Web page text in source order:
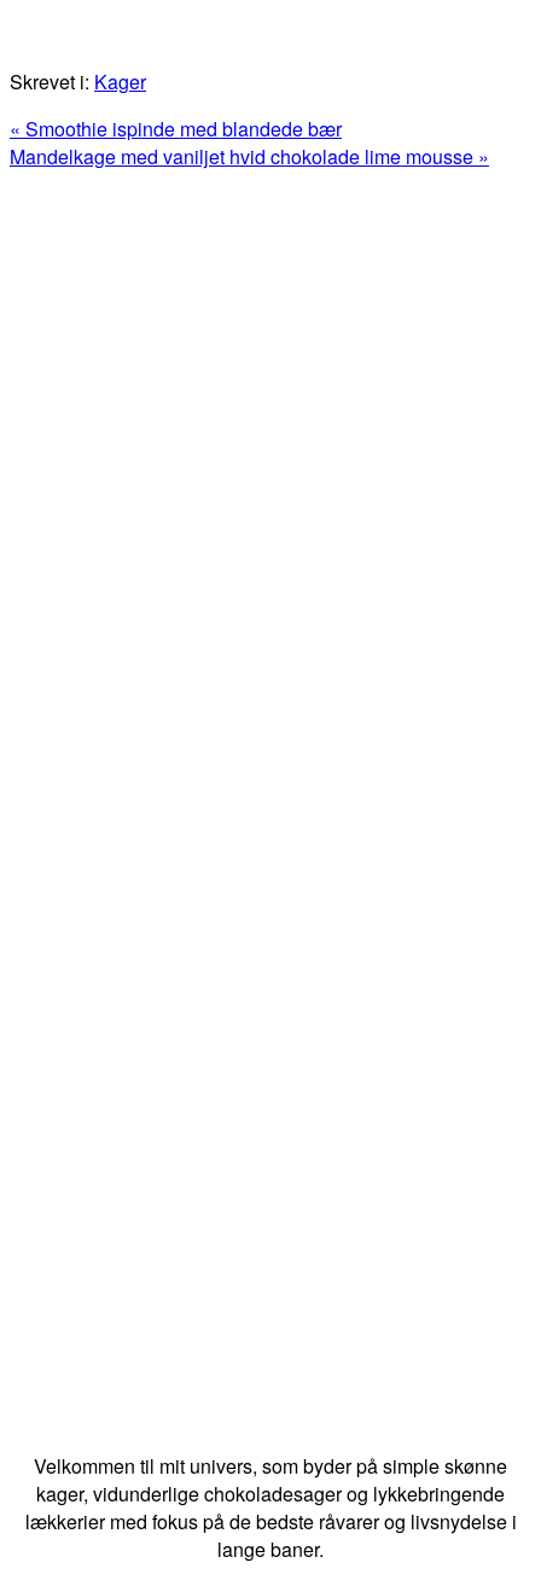
Skrevet i: Kager
Previous
Post:
« Smoothie ispinde med blandede bær
Next
Mandelkage med vaniljet hvid chokolade lime mousse »
Velkommen til mit univers, som byder på simple skønne
kager, vidunderlige chokoladesager og lykkebringende
lækkerier med fokus på de bedste råvarer og livsnydelse i
lange baner.